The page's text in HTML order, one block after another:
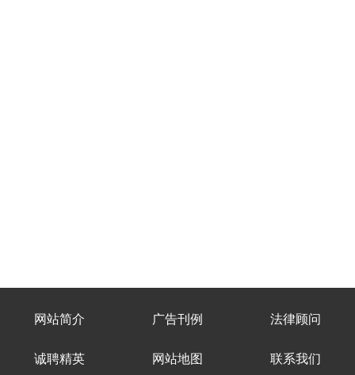
网站简介 广告刊例 法律顾问
诚聘精英 网站地图 联系我们